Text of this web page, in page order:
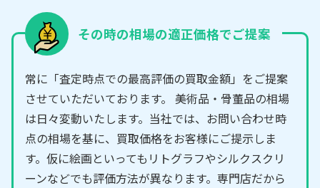
その時の相場の適正価格でご提案
常に「査定時点での最高評価の買取金額」をご提案
させていただいております。 美術品・骨董品の相場
は日々変動いたします。当社では、お問い合わせ時
点の相場を基に、買取価格をお客様にご提示しま
す。仮に絵画といってもリトグラフやシルクスクリ
ーンなどでも評価方法が異なります。専門店だから